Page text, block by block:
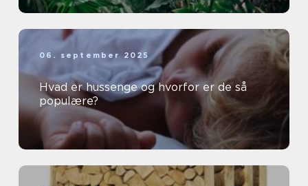
06. september 2025
Hvad er hussenge og hvorfor er de så
populære?